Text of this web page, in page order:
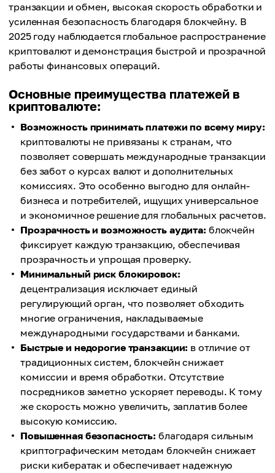
транзакции и обмен, высокая скорость обработки и
усиленная безопасность благодаря блокчейну. В
2025 году наблюдается глобальное распространение
криптовалют и демонстрация быстрой и прозрачной
работы финансовых операций.
Основные преимущества платежей в
криптовалюте:
Возможность принимать платежи по всему миру:
криптовалюты не привязаны к странам, что
позволяет совершать международные транзакции
без забот о курсах валют и дополнительных
комиссиях. Это особенно выгодно для онлайн-
бизнеса и потребителей, ищущих универсальное
и экономичное решение для глобальных расчетов.
Прозрачность и возможность аудита: блокчейн
фиксирует каждую транзакцию, обеспечивая
прозрачность и упрощая проверку.
Минимальный риск блокировок:
децентрализация исключает единый
регулирующий орган, что позволяет обходить
многие ограничения, накладываемые
международными государствами и банками.
Быстрые и недорогие транзакции: в отличие от
традиционных систем, блокчейн снижает
комиссии и время обработки. Отсутствие
посредников заметно ускоряет переводы. К тому
же скорость можно увеличить, заплатив более
высокую комиссию.
Повышенная безопасность: благодаря сильным
криптографическим методам блокчейн снижает
риски кибератак и обеспечивает надежную